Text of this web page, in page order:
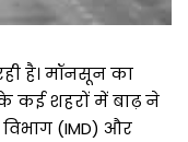
है। मॉनसून का
कई शहरों में बाढ़ ने
विभाग (IMD) और